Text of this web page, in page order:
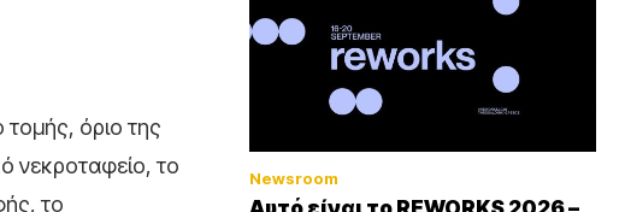
τομής, όριο της
νεκροταφείο, το
το
Newsroom